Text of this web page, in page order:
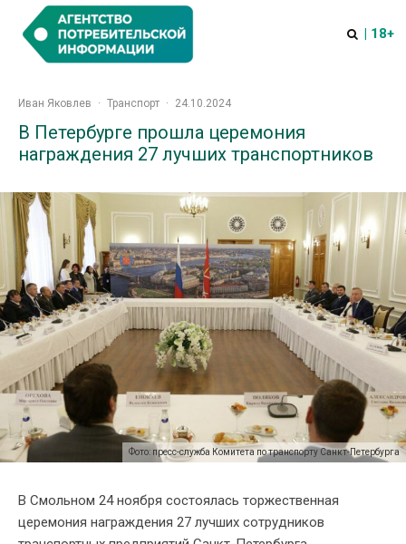
| 18+
Иван Яковлев · Транспорт · 24.10.2024
В Петербурге прошла церемония
награждения 27 лучших транспортников
Фото: пресс-служба Комитета по транспорту Санкт-Петербурга
В Смольном 24 ноября состоялась торжественная
церемония награждения 27 лучших сотрудников